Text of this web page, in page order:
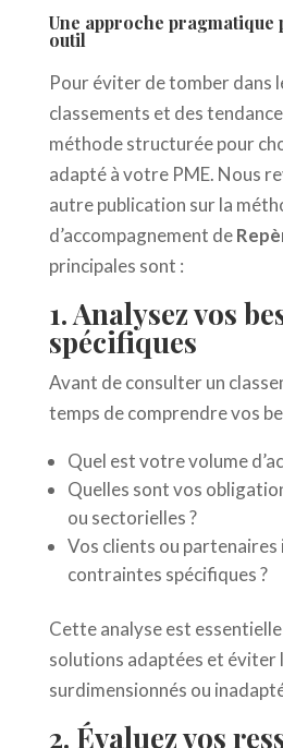
Une approche
outil
Pour éviter de tomber dans
classements et des
méthode structurée pour
adapté à votre PME. Nous
autre publication sur la
d’accompagnement de
principales sont :
1. Analysez vos
spécifiques
Avant de consulter un
temps de comprendre vos
Quel est votre volume
Quelles sont vos
ou sectorielles ?
Vos clients ou
contraintes spécifiques ?
Cette analyse est
solutions adaptées et éviter
surdimensionnés ou
2. Évaluez vos